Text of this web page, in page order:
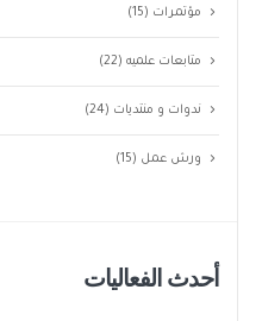
مؤتمرات (15)
متابعات علميه(22)
ندوات و منتديات (24)
ورش عمل (15)
أحدث الفعاليات